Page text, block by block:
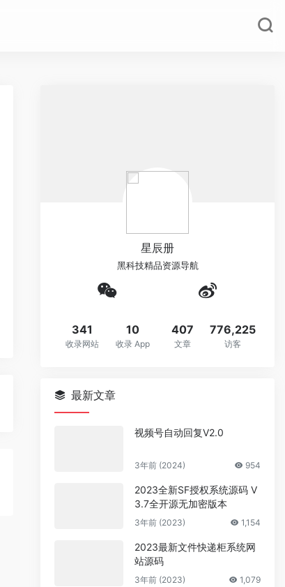
星辰册
黑科技精品资源导航
341
收录网站
10
收录 App
407
文章
776,225
访客
最新文章
视频号自动回复V2.0
3年前 (2024) 954
2023全新SF授权系统源码 V
3.7全开源无加密版本
3年前 (2023) 1,154
2023最新文件快递柜系统网
站源码
3年前 (2023) 1,079